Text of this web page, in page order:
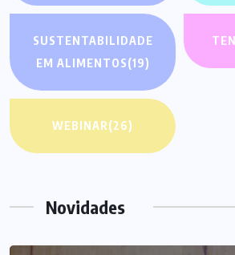
SUSTENTABILIDADE
EM ALIMENTOS(19)
WEBINAR(26)
Novidades